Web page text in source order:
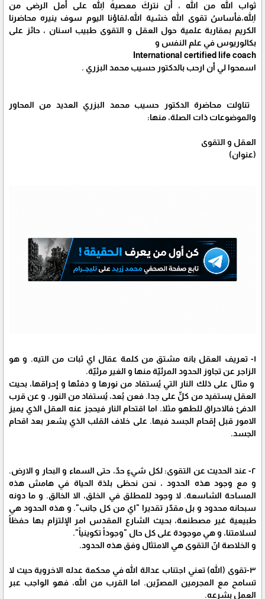
ثواب الله من الله ، أن نتركَ معصيةَ اللهِ على أمل الرضى من
اللهِ،فأساسُ تقوى الله خشية الله،لقاؤنا اليوم سوف ينيره محاضرنا
الكريم بمقاربة علمية حول العقل و التقوى طبيب اسنان ، حائز على
بكالوريوس في علم النفس و
International certified life coach
اسمحوا لي أن ارحب بالدكتور حسيب محمد البزري .
تناولت محاضرة الدكتور حسيب محمد البزري العديد من المحاور
والموضوعات ذات الصلة، منها:
العقل و التقوى
(عنوان)
١- تعريف العقل بانه مشتق من كلمة عقال اي ثبات من التيه. و هو
الزاجر عن تجاوز الحدود المرئيّة منها و الغير مرئيّة.
و مثال على ذلك النار التي يُستفاد من نورها و دفئها و إحراقها، بحيث
العقل يستفيد من كلٍّ على حِدا. فعن بُعد، يُستفاد من النور، و عن قرب
الدفئ فالاحراق للطهو مثلا. اما اقتحام النار فيحجز عنه العقل الذي يميز
الامور قبل إقحام الجسد فيها. على خلاف القلب الذي يشعر بعد اقحام
الجسد.
٢- عند الحديث عن التقوى: لكل شيءٍ حدّ، حتى السماء و البحار و الارض.
و مع وجود هذه الحدود ، نحن نحظى بلذة الحياة في هامش هذه
المساحة الشاسعة. لا وجود للمطلق في الخلق، الا الخالق. و ما دونه
سبحانه محدود و بل مقدّر تقديرا "اي من كل جانب". و هذه الحدود هي
طبيعية غير مصطنعة، بحيث الشارع المقدس امر الإلتزام بها حفظاً
لسلامتنا، و هي موجودة على كل حال "وجوداً تكوينياً".
و الخلاصة انّ التقوى هي الامتثال وفق هذه الحدود.
٣-تقوى (الله) تعني اجتناب عدالة الله في محكمة عدله الاخروية حيث لا
تسامح مع المجرمين المصرّين. اما القرب من الله، فهو الواجب عبر
العمل بشرعه.